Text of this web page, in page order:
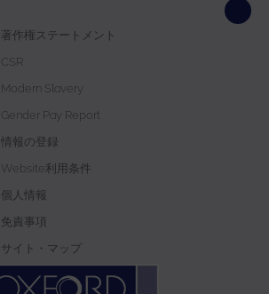
著作権ステートメント
CSR
Modern Slavery
Gender Pay Report
情報の登録
Website利用条件
個人情報
免責事項
サイト・マップ